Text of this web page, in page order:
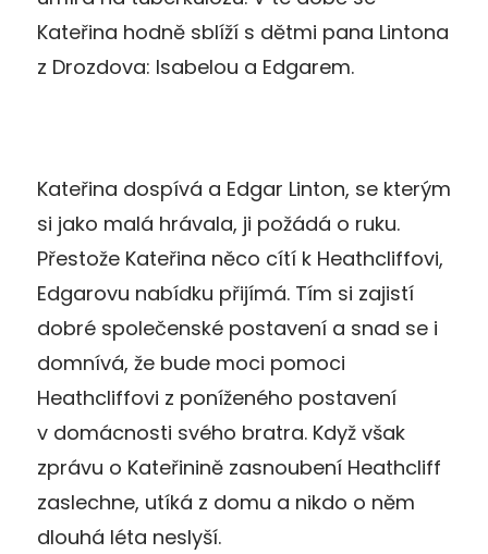
Kateřina hodně sblíží s dětmi pana Lintona
z Drozdova: Isabelou a Edgarem.
Kateřina dospívá a Edgar Linton, se kterým
si jako malá hrávala, ji požádá o ruku.
Přestože Kateřina něco cítí k Heathcliffovi,
Edgarovu nabídku přijímá. Tím si zajistí
dobré společenské postavení a snad se i
domnívá, že bude moci pomoci
Heathcliffovi z poníženého postavení
v domácnosti svého bratra. Když však
zprávu o Kateřinině zasnoubení Heathcliff
zaslechne, utíká z domu a nikdo o něm
dlouhá léta neslyší.